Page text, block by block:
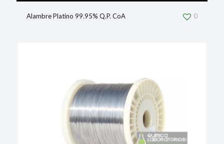
Alambre Platino 99.95% Q.P. CoA 0